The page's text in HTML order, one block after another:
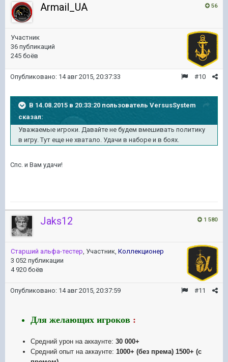
56
Armail_UA
Участник
36 публикаций
245 боёв
#10
Опубликовано: 14 авг 2015, 20:37:33
В 14.08.2015 в 20:33:20 пользователь VersusSystem
сказал:
Уважаемые игроки. Давайте не будем вмешивать политику
в игру. Тут еще не хватало. Удачи в наборе и в боях.
Спс. и Вам удачи!
1 580
Jaks12
Старший альфа-тестер , Участник, Коллекционер
3 052 публикации
4 920 боёв
#11
Опубликовано: 14 авг 2015, 20:37:59
Для желающих игроков :
Средний урон на аккаунте: 30 000+
Средний опыт на аккаунте: 1000+ (без према) 1500+ (с